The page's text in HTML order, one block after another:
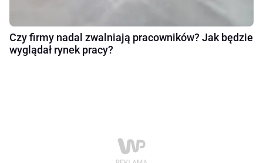
Czy firmy nadal zwalniają pracowników? Jak będzie
wyglądał rynek pracy?